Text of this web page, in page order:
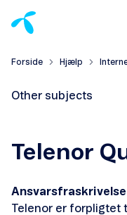
Forside Hjælp
Other subjects
Telenor
Ansvarsfraskrivelse
Telenor er forpligtet